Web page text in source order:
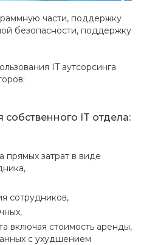
части, поддержку
безопасности, поддержку
IT аутсорсинга
IT отдела:
прямых затрат в виде
сотрудников,
включая стоимость аренды,
с ухудшением